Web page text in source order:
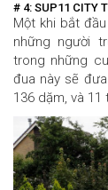
# 4: SUP11 CITY
Một khi bắt
những người
trong những
đua này sẽ
136 dặm, và